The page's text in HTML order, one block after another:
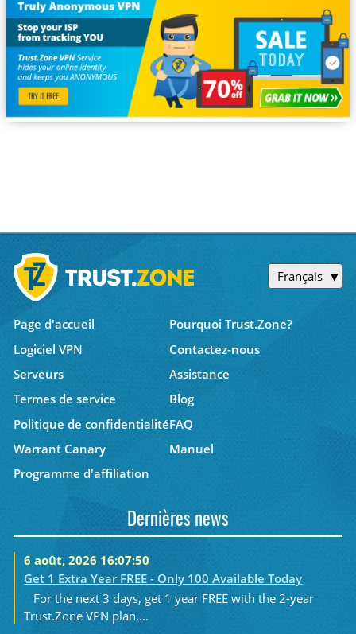
Français
Page d'accueil
Pourquoi Trust.Zone?
Logiciel VPN
Contactez-nous
Serveurs
Assistance
Termes de service
Blog
Politique de confidentialitéFAQ
Warrant Canary
Manuel
Programme d'affiliation
Dernières news
6 août, 2026 16:07:50
Get 1 Extra Year FREE - Only 100 Available Today
For the next 3 days, get 1 year FREE with the 2-year
Trust.Zone VPN plan....